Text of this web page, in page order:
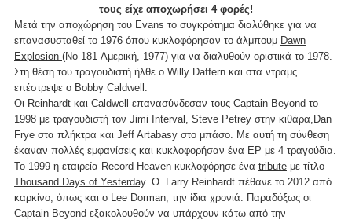
τους είχε αποχωρήσει 4 φορές!
Μετά την αποχώρηση του Evans το συγκρότημα διαλύθηκε για να
επανασυσταθεί το 1976 όπου κυκλοφόρησαν το άλμπουμ Dawn
Explosion (No 181 Αμερική, 1977) για να διαλυθούν οριστικά το 1978.
Στη θέση του τραγουδιστή ήλθε ο Willy Daffern και στα ντραμς
επέστρεψε ο Bobby Caldwell.
Οι Reinhardt και Caldwell επανασύνδεσαν τους Captain Beyond το
1998 με τραγουδιστή τον Jimi Interval, Steve Petrey στην κιθάρα,Dan
Frye στα πλήκτρα και Jeff Artabasy στο μπάσο. Με αυτή τη σύνθεση
έκαναν πολλές εμφανίσεις και κυκλοφορήσαν ένα EP με 4 τραγούδια.
Το 1999 η εταιρεία Record Heaven κυκλοφόρησε ένα tribute με τίτλο
Thousand Days of Yesterday. Ο Larry Reinhardt πέθανε το 2012 από
καρκίνο, όπως και ο Lee Dorman, την ίδια χρονιά. Παραδόξως οι
Captain Beyond εξακολουθούν να υπάρχουν κάτω από την